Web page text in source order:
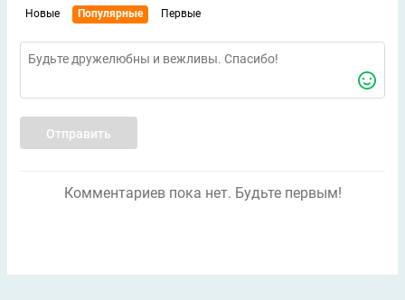
Новые Популярные Первые
Отправить
Комментариев пока нет. Будьте первым!